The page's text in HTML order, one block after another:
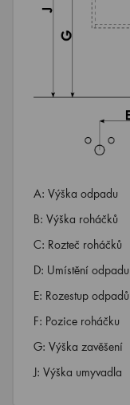
A: Výška odpadu
B: Výška roháčků
C: Rozteč roháčků
D: Umístění odpadu
E: Rozestup odpadů
F: Pozice roháčku
G: Výška zavěšení
J: Výška umyvadla